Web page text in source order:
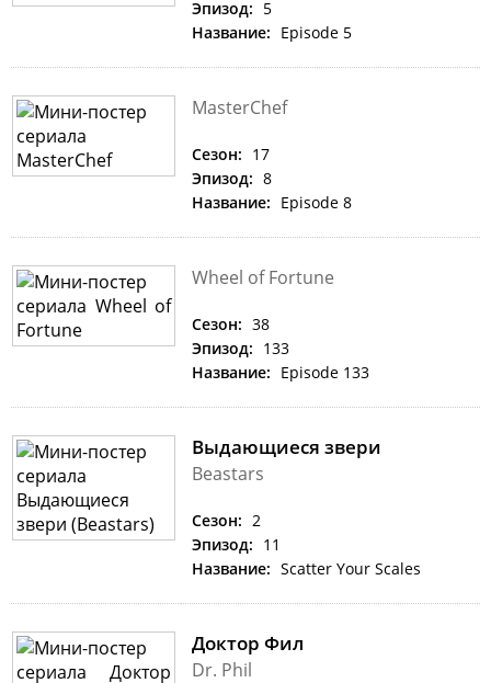
Эпизод: 5
Название: Episode 5
MasterChef
Сезон: 17
Эпизод: 8
Название: Episode 8
Wheel of Fortune
Сезон: 38
Эпизод: 133
Название: Episode 133
Выдающиеся звери
Beastars
Сезон: 2
Эпизод: 11
Название: Scatter Your Scales
Доктор Фил
Dr. Phil